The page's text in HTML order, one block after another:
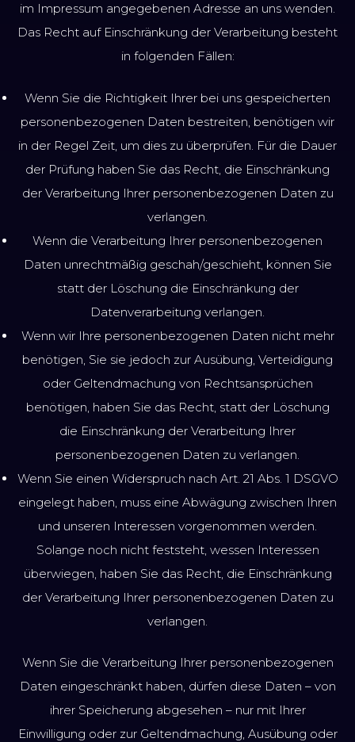
im Impressum angegebenen Adresse an uns wenden.
Das Recht auf Einschränkung der Verarbeitung besteht
in folgenden Fällen:
Wenn Sie die Richtigkeit Ihrer bei uns gespeicherten
personenbezogenen Daten bestreiten, benötigen wir
in der Regel Zeit, um dies zu überprüfen. Für die Dauer
der Prüfung haben Sie das Recht, die Einschränkung
der Verarbeitung Ihrer personenbezogenen Daten zu
verlangen.
Wenn die Verarbeitung Ihrer personenbezogenen
Daten unrechtmäßig geschah/geschieht, können Sie
statt der Löschung die Einschränkung der
Datenverarbeitung verlangen.
Wenn wir Ihre personenbezogenen Daten nicht mehr
benötigen, Sie sie jedoch zur Ausübung, Verteidigung
oder Geltendmachung von Rechtsansprüchen
benötigen, haben Sie das Recht, statt der Löschung
die Einschränkung der Verarbeitung Ihrer
personenbezogenen Daten zu verlangen.
Wenn Sie einen Widerspruch nach Art. 21 Abs. 1 DSGVO
eingelegt haben, muss eine Abwägung zwischen Ihren
und unseren Interessen vorgenommen werden.
Solange noch nicht feststeht, wessen Interessen
überwiegen, haben Sie das Recht, die Einschränkung
der Verarbeitung Ihrer personenbezogenen Daten zu
verlangen.
Wenn Sie die Verarbeitung Ihrer personenbezogenen
Daten eingeschränkt haben, dürfen diese Daten – von
ihrer Speicherung abgesehen – nur mit Ihrer
Einwilligung oder zur Geltendmachung, Ausübung oder